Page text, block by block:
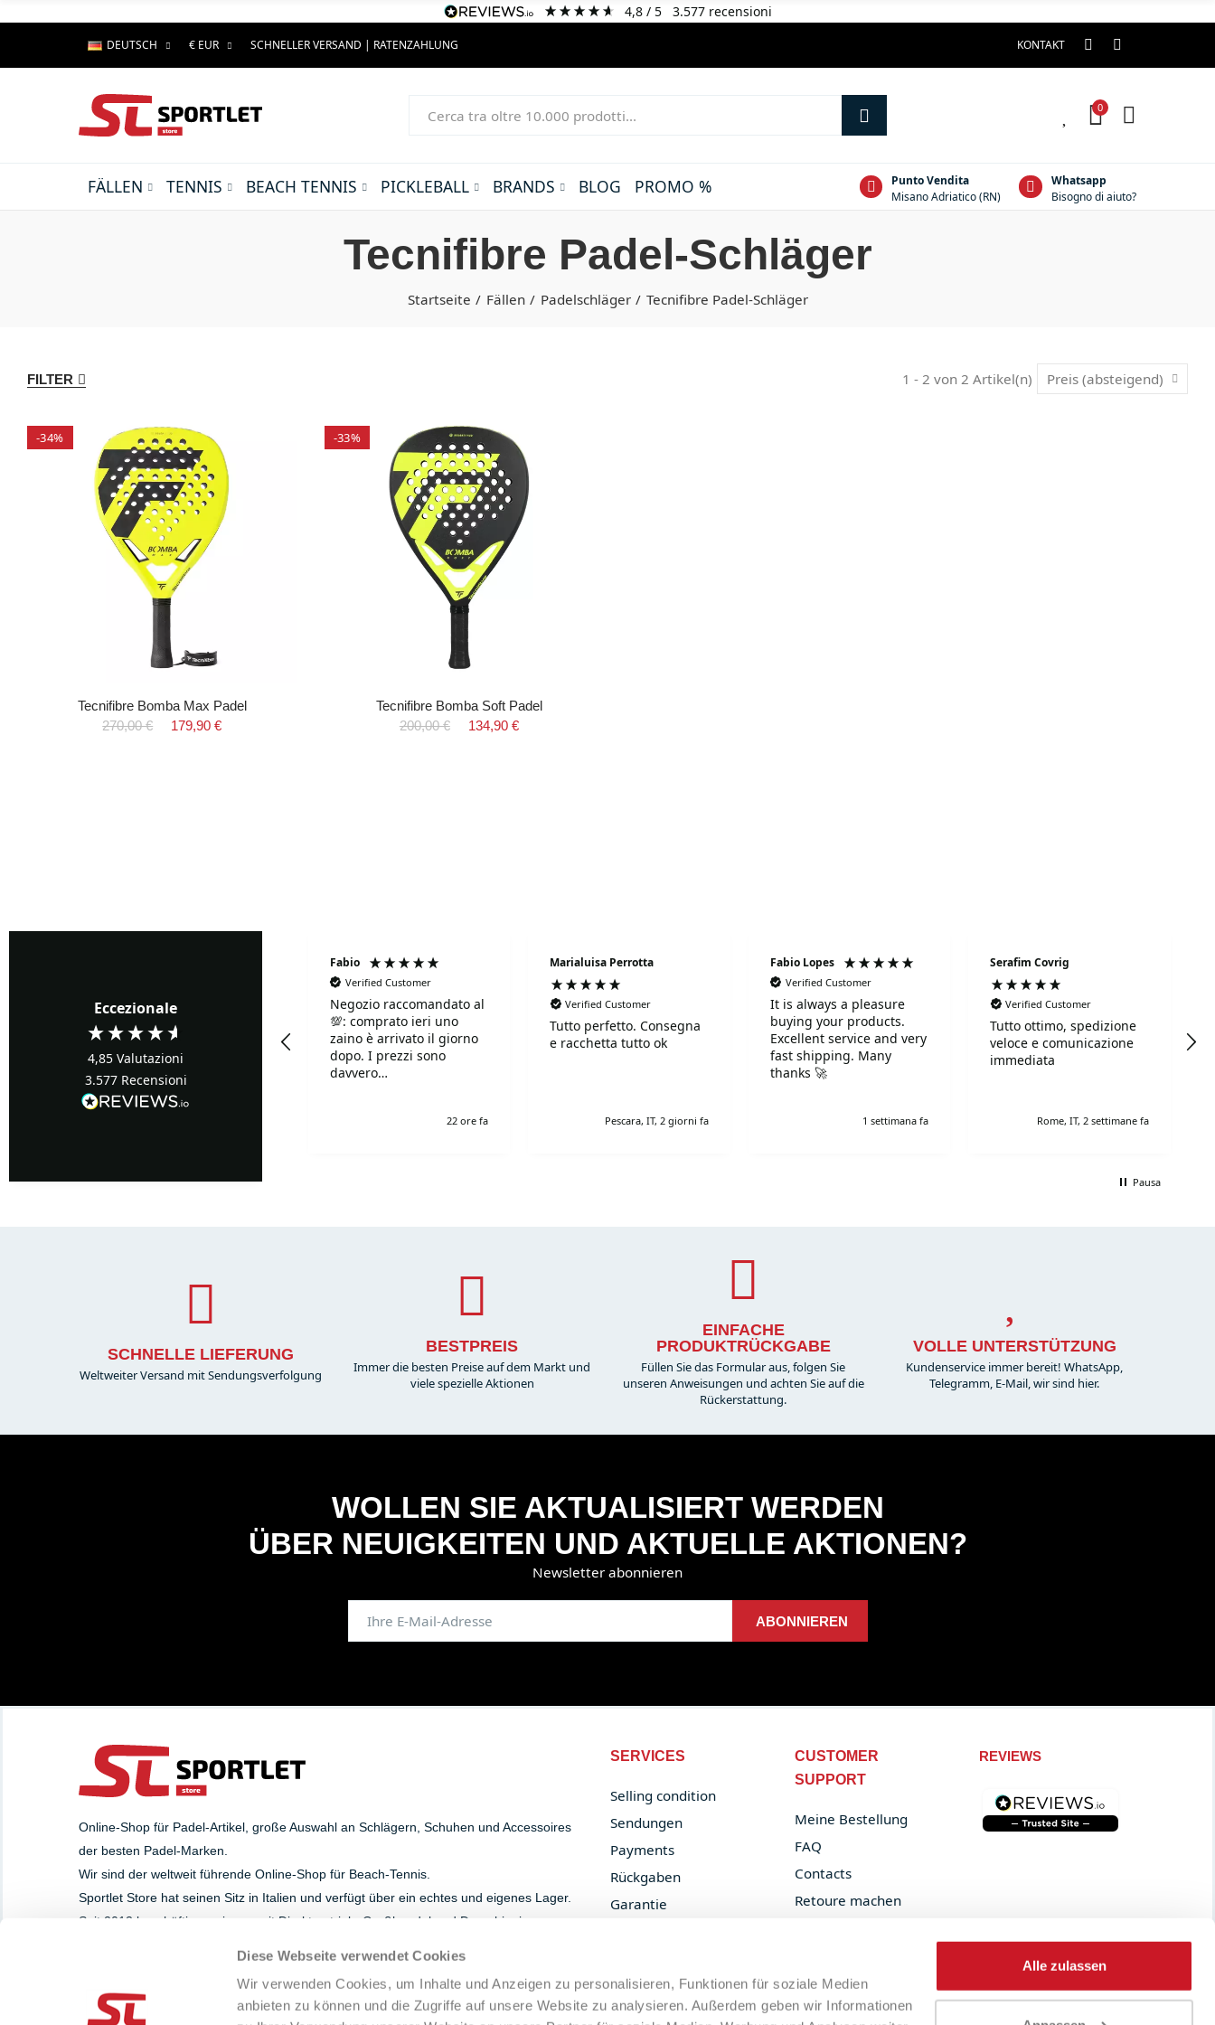
Diese Webseite verwendet Cookies
Wir verwenden Cookies, um Inhalte und Anzeigen zu personalisieren, Funktionen für soziale Medien
anbieten zu können und die Zugriffe auf unsere Website zu analysieren. Außerdem geben wir Informationen
Alle zulassen
4,8/ 5 3.577 recensioni
DEUTSCH € EUR SCHNELLER VERSAND | RATENZAHLUNG KONTAKT
0
FÄLLEN TENNIS BEACH TENNIS PICKLEBALL BRANDS BLOG PROMO %
Punto Vendita
Misano Adriatico (RN)
Whatsapp
Bisogno di aiuto?
Tecnifibre Padel-Schläger
Startseite Fällen Padelschläger Tecnifibre Padel-Schläger
FILTER 1 - 2 von 2 Artikel(n) Preis (absteigend)
-34%
Tecnifibre Bomba Max Padel
270,00 €
179,90 €
-33%
Tecnifibre Bomba Soft Padel
200,00 €
134,90 €
Eccezionale
4,85 Valutazioni
3.577 Recensioni
Verified Customer
Precisi ...buoni prezzi
Fabio
Verified Customer
Negozio raccomandato al
💯: comprato ieri uno
zaino è arrivato il giorno
dopo. I prezzi sono
davvero
disponibilissimi. Grazie
22 ore fa
Marialuisa Perrotta
Verified Customer
Tutto perfetto. Consegna
e racchetta tutto ok
Pescara, IT, 2 giorni fa
Fabio Lopes
Verified Customer
It is always a pleasure
buying your products.
Excellent service and very
fast shipping. Many
thanks 🚀
1 settimana fa
Serafim Covrig
Verified Customer
Tutto ottimo, spedizione
veloce e comunicazione
immediata
Rome, IT, 2 settimane fa
Pausa
SCHNELLE LIEFERUNG
Weltweiter Versand mit Sendungsverfolgung
BESTPREIS
Immer die besten Preise auf dem Markt und
viele spezielle Aktionen
EINFACHE
PRODUKTRÜCKGABE
Füllen Sie das Formular aus, folgen Sie
unseren Anweisungen und achten Sie auf die
Rückerstattung.
VOLLE UNTERSTÜTZUNG
Kundenservice immer bereit! WhatsApp,
Telegramm, E-Mail, wir sind hier.
WOLLEN SIE AKTUALISIERT WERDEN
ÜBER NEUIGKEITEN UND AKTUELLE AKTIONEN?
Newsletter abonnieren
ABONNIEREN
Online-Shop für Padel-Artikel, große Auswahl an Schlägern, Schuhen und Accessoires
der besten Padel-Marken.
Wir sind der weltweit führende Online-Shop für Beach-Tennis.
Sportlet Store hat seinen Sitz in Italien und verfügt über ein echtes und eigenes Lager.
Seit 2013 beschäftigen wir uns mit Direktvertrieb, Großhandel und Dropshipping.
Whatsapp
+39 393.8284629
PAYMENT METHOD
SERVICES
Selling condition
Sendungen
Payments
Rückgaben
Garantie
Cookie Policy
Legal Notice
CUSTOMER
SUPPORT
Meine Bestellung
FAQ
Contacts
Retoure machen
REVIEWS